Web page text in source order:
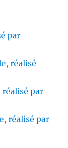
par
réalisé
réalisé par
réalisé par